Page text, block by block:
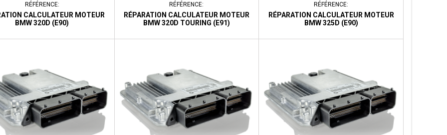
RÉFÉRENCE:
CALCULATEUR MOTEUR
BMW 320D (E90)
RÉFÉRENCE:
RÉPARATION CALCULATEUR MOTEUR
BMW 320D TOURING (E91)
RÉFÉRENCE:
RÉPARATION CALCULATEUR MOTEUR
BMW 325D (E90)